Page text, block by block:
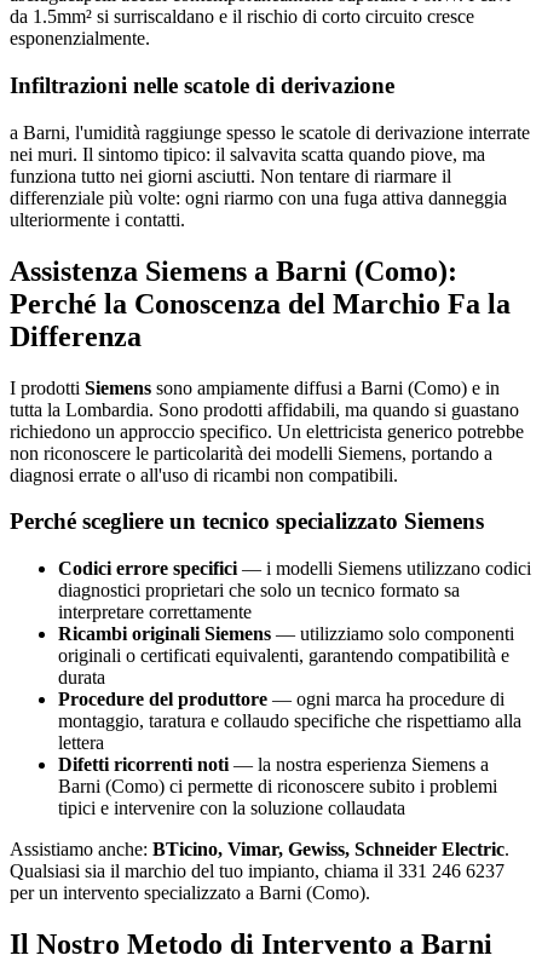
da 1.5mm² si surriscaldano e il rischio di corto circuito cresce
esponenzialmente.
Infiltrazioni nelle scatole di derivazione
a Barni, l'umidità raggiunge spesso le scatole di derivazione interrate
nei muri. Il sintomo tipico: il salvavita scatta quando piove, ma
funziona tutto nei giorni asciutti. Non tentare di riarmare il
differenziale più volte: ogni riarmo con una fuga attiva danneggia
ulteriormente i contatti.
Assistenza Siemens a Barni (Como):
Perché la Conoscenza del Marchio Fa la
Differenza
I prodotti Siemens sono ampiamente diffusi a Barni (Como) e in
tutta la Lombardia. Sono prodotti affidabili, ma quando si guastano
richiedono un approccio specifico. Un elettricista generico potrebbe
non riconoscere le particolarità dei modelli Siemens, portando a
diagnosi errate o all'uso di ricambi non compatibili.
Perché scegliere un tecnico specializzato Siemens
Codici errore specifici — i modelli Siemens utilizzano codici
diagnostici proprietari che solo un tecnico formato sa
interpretare correttamente
Ricambi originali Siemens — utilizziamo solo componenti
originali o certificati equivalenti, garantendo compatibilità e
durata
Procedure del produttore — ogni marca ha procedure di
montaggio, taratura e collaudo specifiche che rispettiamo alla
lettera
Difetti ricorrenti noti — la nostra esperienza Siemens a
Barni (Como) ci permette di riconoscere subito i problemi
tipici e intervenire con la soluzione collaudata
Assistiamo anche: BTicino, Vimar, Gewiss, Schneider Electric.
Qualsiasi sia il marchio del tuo impianto, chiama il 331 246 6237
per un intervento specializzato a Barni (Como).
Il Nostro Metodo di Intervento a Barni